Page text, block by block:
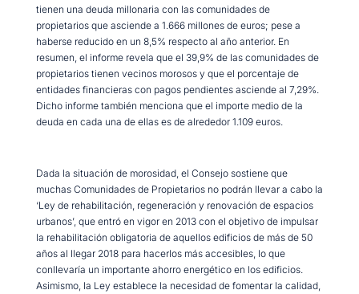
tienen una deuda millonaria con las comunidades de
propietarios que asciende a 1.666 millones de euros; pese a
haberse reducido en un 8,5% respecto al año anterior. En
resumen, el informe revela que el 39,9% de las comunidades de
propietarios tienen vecinos morosos y que el porcentaje de
entidades financieras con pagos pendientes asciende al 7,29%.
Dicho informe también menciona que el importe medio de la
deuda en cada una de ellas es de alrededor 1.109 euros.
Dada la situación de morosidad, el Consejo sostiene que
muchas Comunidades de Propietarios no podrán llevar a cabo la
‘Ley de rehabilitación, regeneración y renovación de espacios
urbanos’, que entró en vigor en 2013 con el objetivo de impulsar
la rehabilitación obligatoria de aquellos edificios de más de 50
años al llegar 2018 para hacerlos más accesibles, lo que
conllevaría un importante ahorro energético en los edificios.
Asimismo, la Ley establece la necesidad de fomentar la calidad,